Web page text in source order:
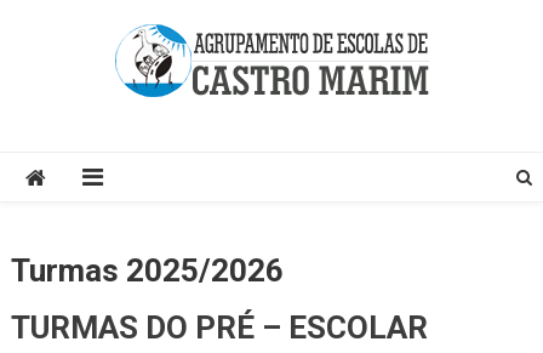
Turmas 2025/2026
TURMAS DO PRÉ – ESCOLAR